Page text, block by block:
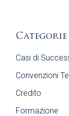
Categorie
Casi di
Convenzioni
Credito
Formazione